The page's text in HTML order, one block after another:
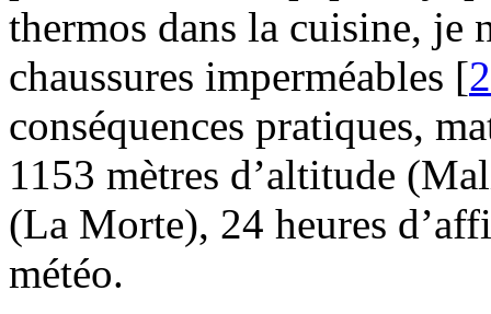
thermos dans la cuisine, je
chaussures imperméables [2
conséquences pratiques,
1153 mètres d’altitude
(La Morte), 24 heures
météo.